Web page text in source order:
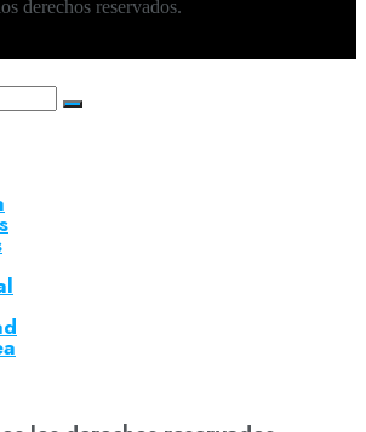
derechos reservados.